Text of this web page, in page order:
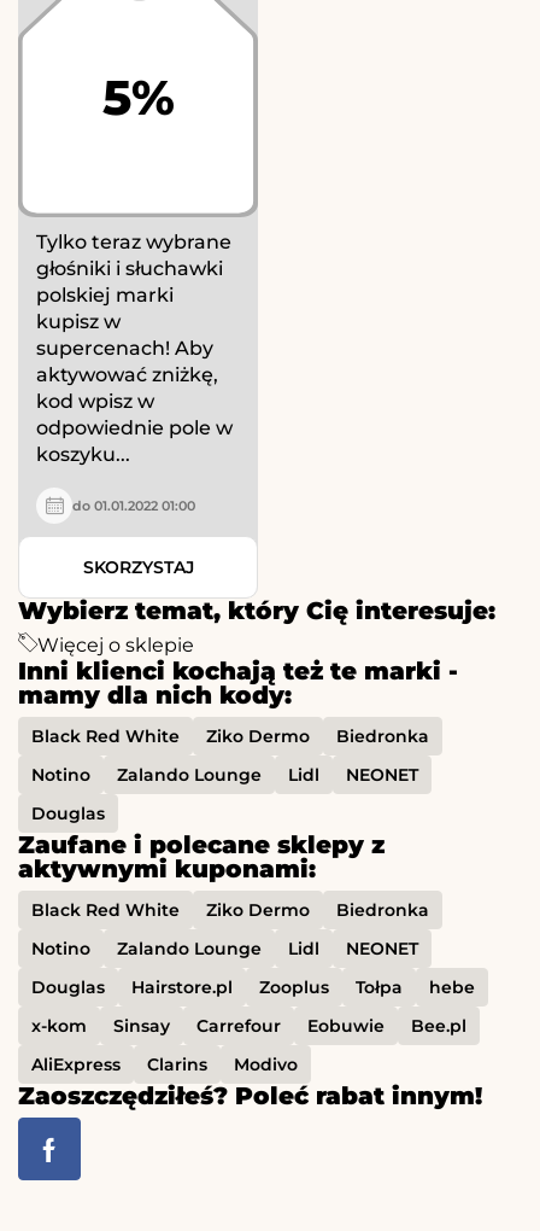
Wybierz temat, który Cię interesuje:
Więcej o sklepie
Inni klienci kochają też te marki -
mamy dla nich kody:
Black Red White Ziko Dermo
Biedronka
Notino
Zalando Lounge Lidl
NEONET
Douglas
Zaufane i polecane sklepy z
aktywnymi kuponami:
Black Red White Ziko Dermo
Biedronka
Notino
Zalando Lounge Lidl
NEONET
Douglas
Hairstore.pl Zooplus Tołpa
hebe
x-kom
Sinsay Carrefour Eobuwie
Bee.pl
AliExpress
Clarins Modivo
Zaoszczędziłeś? Poleć rabat innym!
5%
Tylko teraz wybrane
głośniki i słuchawki
polskiej marki
kupisz w
supercenach! Aby
aktywować zniżkę,
kod wpisz w
odpowiednie pole w
koszyku...
do 01.01.2022 01:00
SKORZYSTAJ